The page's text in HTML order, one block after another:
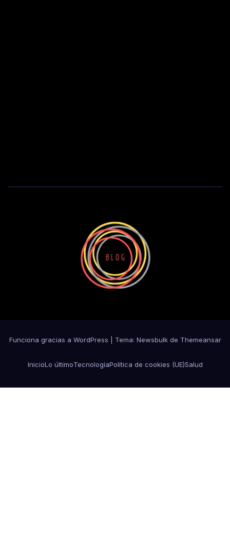
Funciona gracias a WordPress Tema: Newsbulkde Themeansar
InicioLo últimoTecnologíaPolítica de cookies (UE)Salud